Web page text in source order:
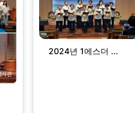
2024년 1에스더 ...